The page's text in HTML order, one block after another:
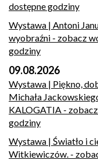
dostępne godziny
Wystawa | Antoni
wyobraźni - zobacz
godziny
09.08.2026
Wystawa | Piękno,
Michała
KALOGATIA -
godziny
Wystawa | Światło i
Witkiewiczów. -